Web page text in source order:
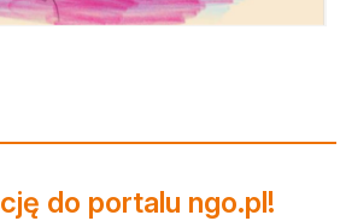
do portalu ngo.pl!